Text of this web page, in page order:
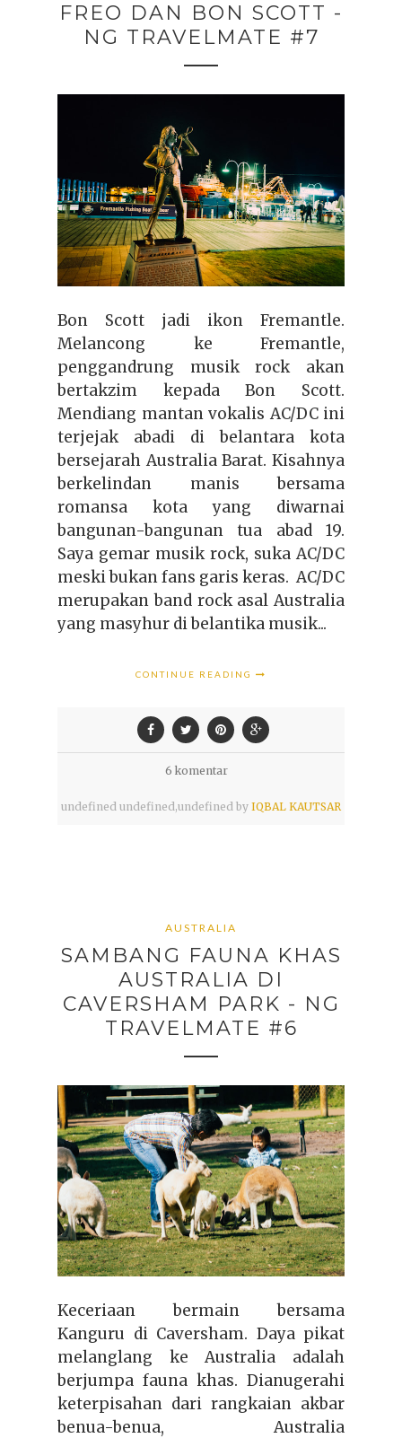
FREO DAN BON SCOTT -
NG TRAVELMATE #7
Bon Scott jadi ikon Fremantle.
Melancong ke Fremantle,
penggandrung musik rock akan
bertakzim kepada Bon Scott.
Mendiang mantan vokalis AC/DC ini
terjejak abadi di belantara kota
bersejarah Australia Barat. Kisahnya
berkelindan manis bersama
romansa kota yang diwarnai
bangunan-bangunan tua abad 19.
Saya gemar musik rock, suka AC/DC
meski bukan fans garis keras. AC/DC
merupakan band rock asal Australia
yang masyhur di belantika musik...
CONTINUE READING
6 komentar
undefined undefined,undefined by IQBAL KAUTSAR
AUSTRALIA
SAMBANG FAUNA KHAS
AUSTRALIA DI
CAVERSHAM PARK - NG
TRAVELMATE #6
Keceriaan bermain bersama
Kanguru di Caversham. Daya pikat
melanglang ke Australia adalah
berjumpa fauna khas. Dianugerahi
keterpisahan dari rangkaian akbar
benua-benua, Australia